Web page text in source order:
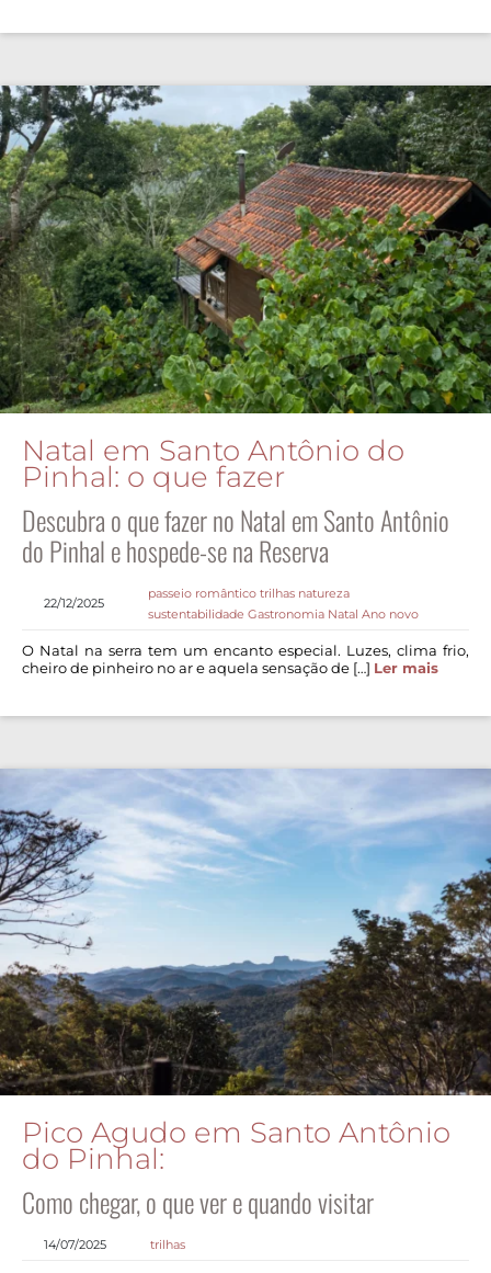
Natal em Santo Antônio do
Pinhal: o que fazer
Descubra o que fazer no Natal em Santo Antônio
do Pinhal e hospede-se na Reserva
22/12/2025
passeio romântico trilhas natureza
sustentabilidade Gastronomia Natal Ano novo
O Natal na serra tem um encanto especial. Luzes, clima frio,
cheiro de pinheiro no ar e aquela sensação de […] Ler mais
Pico Agudo em Santo Antônio
do Pinhal:
Como chegar, o que ver e quando visitar
14/07/2025 trilhas